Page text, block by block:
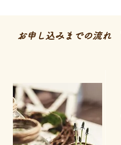
お申し込みまでの流れ